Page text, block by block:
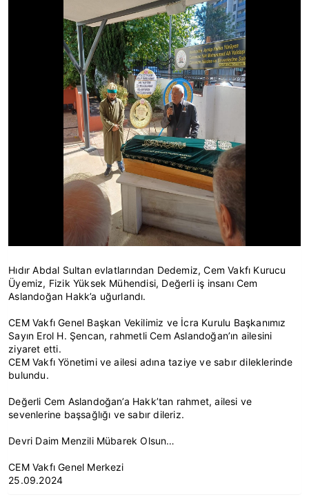
Hıdır Abdal Sultan evlatlarından Dedemiz, Cem Vakfı Kurucu
Üyemiz, Fizik Yüksek Mühendisi, Değerli iş insanı Cem
Aslandoğan Hakk’a uğurlandı.
CEM Vakfı Genel Başkan Vekilimiz ve İcra Kurulu Başkanımız
Sayın Erol H. Şencan, rahmetli Cem Aslandoğan’ın ailesini
ziyaret etti.
CEM Vakfı Yönetimi ve ailesi adına taziye ve sabır dileklerinde
bulundu.
Değerli Cem Aslandoğan’a Hakk’tan rahmet, ailesi ve
sevenlerine başsağlığı ve sabır dileriz.
Devri Daim Menzili Mübarek Olsun…
CEM Vakfı Genel Merkezi
25.09.2024